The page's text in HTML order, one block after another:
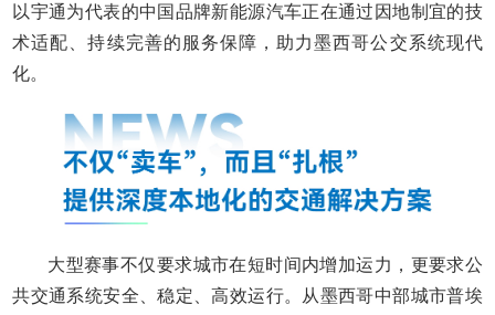
以宇通为代表的中国品牌新能源汽车正在通过因地制宜的技
术适配、持续完善的服务保障，助力墨西哥公交系统现代
化。
大型赛事不仅要求城市在短时间内增加运力，更要求公
共交通系统安全、稳定、高效运行。从墨西哥中部城市普埃